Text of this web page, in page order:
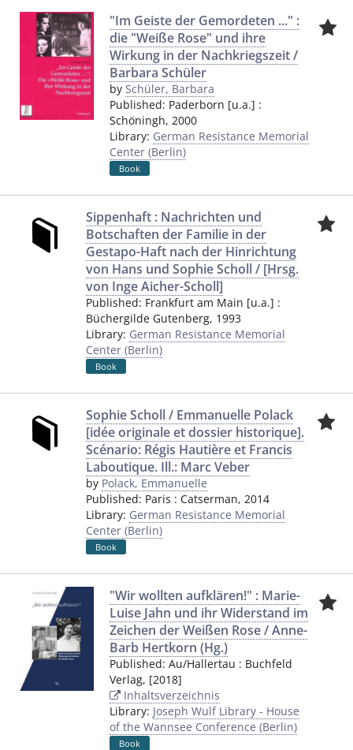
"Im Geiste der Gemordeten ..." :
die "Weiße Rose" und ihre
Wirkung in der Nachkriegszeit /
Barbara Schüler
by Schüler, Barbara
Published: Paderborn [u.a.] :
Schöningh, 2000
Library: German Resistance Memorial
Center (Berlin)
Book
Sippenhaft : Nachrichten und
Botschaften der Familie in der
Gestapo-Haft nach der Hinrichtung
von Hans und Sophie Scholl / [Hrsg.
von Inge Aicher-Scholl]
Published: Frankfurt am Main [u.a.] :
Büchergilde Gutenberg, 1993
Library: German Resistance Memorial
Center (Berlin)
Book
Sophie Scholl / Emmanuelle Polack
[idée originale et dossier historique].
Scénario: Régis Hautière et Francis
Laboutique. Ill.: Marc Veber
by Polack, Emmanuelle
Published: Paris : Catserman, 2014
Library: German Resistance Memorial
Center (Berlin)
Book
"Wir wollten aufklären!" : Marie-
Luise Jahn und ihr Widerstand im
Zeichen der Weißen Rose / Anne-
Barb Hertkorn (Hg.)
Published: Au/Hallertau : Buchfeld
Verlag, [2018]
Inhaltsverzeichnis
Library: Joseph Wulf Library - House
of the Wannsee Conference (Berlin)
Book